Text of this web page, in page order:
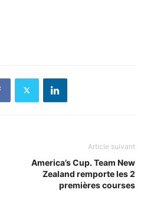
Article suivant
America’s Cup. Team New
Zealand remporte les 2
premières courses